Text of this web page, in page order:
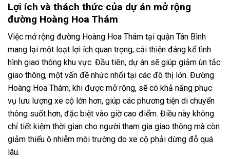
Lợi ích và thách thức của dự án mở rộng
đường Hoàng Hoa Thám
Việc mở rộng đường Hoàng Hoa Thám tại quận Tân Bình
mang lại một loạt lợi ích quan trọng, cải thiện đáng kể tình
hình giao thông khu vực. Đầu tiên, dự án sẽ giúp giảm ùn tắc
giao thông, một vấn đề nhức nhối tại các đô thị lớn. Đường
Hoàng Hoa Thám, khi được mở rộng, sẽ có khả năng phục
vụ lưu lượng xe cộ lớn hơn, giúp các phương tiện di chuyển
thông suốt hơn, đặc biệt vào giờ cao điểm. Điều này không
chỉ tiết kiệm thời gian cho người tham gia giao thông mà còn
giảm thiểu ô nhiễm môi trường do xe cộ phải dừng đỗ quá
lâu.